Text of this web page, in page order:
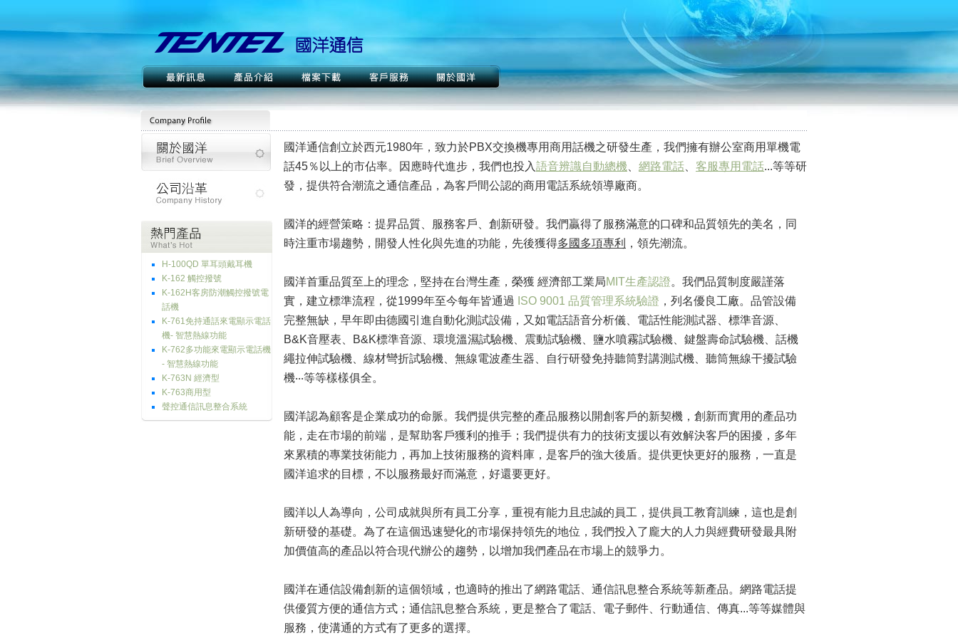
H-100QD 單耳頭戴耳機
K-162 觸控撥號
K-162H客房防潮觸控撥號電
話機
K-761免持通話來電顯示電話
機- 智慧熱線功能
K-762多功能來電顯示電話機
- 智慧熱線功能
K-763N 經濟型
K-763商用型
聲控通信訊息整合系統
國洋通信創立於西元1980年，致力於PBX交換機專用商用話機之研發生產，我們擁有辦公室商用單機電
話45％以上的市佔率。因應時代進步，我們也投入語音辨識自動總機 網路電話 客服專用電話...等等研
發，提供符合潮流之通信產品，為客戶間公認的商用電話系統領導廠商。
國洋的經營策略：提昇品質、服務客戶、創新研發。我們贏得了服務滿意的口碑和品質領先的美名，同
時注重市場趨勢，開發人性化與先進的功能，先後獲得多國多項專利 ，領先潮流。
國洋首重品質至上的理念，堅持在台灣生產，榮獲 經濟部工業局MIT生產認證。我們品質制度嚴謹落
實，建立標準流程，從1999年至今每年皆通過
ISO 9001 品質管理系統驗證 ，列名優良工廠。品管設備
完整無缺，早年即由德國引進自動化測試設備，又如電話語音分析儀、電話性能測試器、標準音源、
B&K音壓表、B&K標準音源、環境溫濕試驗機、震動試驗機、鹽水噴霧試驗機、鍵盤壽命試驗機、話機
繩拉伸試驗機、線材彎折試驗機、無線電波產生器、自行研發免持聽筒對講測試機、聽筒無線干擾試驗
機‧‧‧等等樣樣俱全。
國洋認為顧客是企業成功的命脈。我們提供完整的產品服務以開創客戶的新契機，創新而實用的產品功
能，走在市場的前端，是幫助客戶獲利的推手；我們提供有力的技術支援以有效解決客戶的困擾，多年
來累積的專業技術能力，再加上技術服務的資料庫，是客戶的強大後盾。提供更快更好的服務，一直是
國洋追求的目標，不以服務最好而滿意，好還要更好。
國洋以人為導向，公司成就與所有員工分享，重視有能力且忠誠的員工，提供員工教育訓練，這也是創
新研發的基礎。為了在這個迅速變化的市場保持領先的地位，我們投入了龐大的人力與經費研發最具附
加價值高的產品以符合現代辦公的趨勢，以增加我們產品在市場上的競爭力。
國洋在通信設備創新的這個領域，也適時的推出了網路電話、通信訊息整合系統等新產品。網路電話提
供優質方便的通信方式；通信訊息整合系統，更是整合了電話、電子郵件、行動通信、傳真...等等媒體與
服務，使溝通的方式有了更多的選擇。